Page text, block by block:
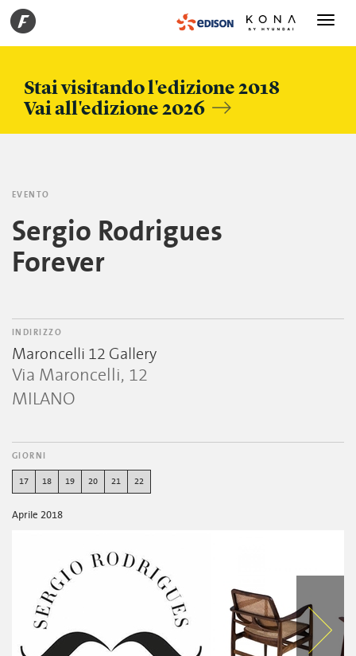
Stai visitando l'edizione 2018
Vai all'edizione 2026
Toggle
EVENTO
Sergio Rodrigues
Forever
INDIRIZZO
Maroncelli 12 Gallery
Via Maroncelli, 12
MILANO
GIORNI
17 18 19 20 21 22
Aprile 2018